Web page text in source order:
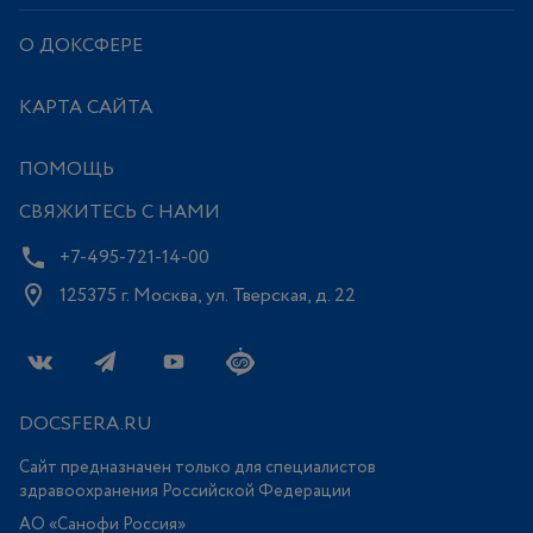
О ДОКСФЕРЕ
КАРТА САЙТА
ПОМОЩЬ
СВЯЖИТЕСЬ С НАМИ
+7-495-721-14-00
125375 г. Москва, ул. Тверская, д. 22
DOCSFERA.RU
Сайт предназначен только для специалистов
здравоохранения Российской Федерации
АО «Санофи Россия»